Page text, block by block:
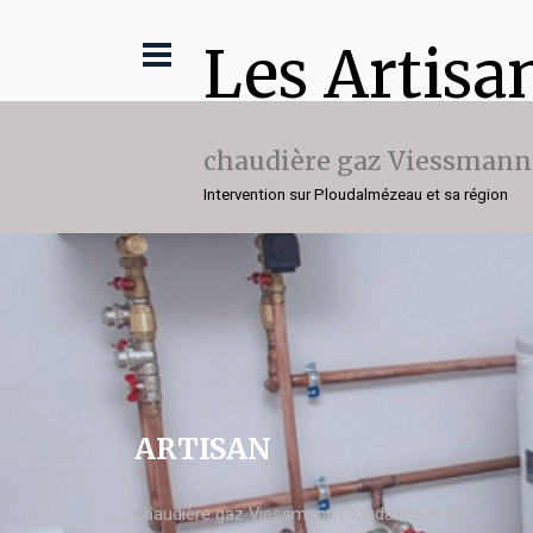
Les
chaudière gaz Viessmann
Intervention sur Ploudalmézeau et sa région
ARTISAN
chaudière gaz Viessmann Ploudalmézeau